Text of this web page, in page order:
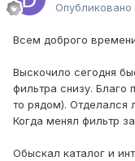
Опубликовано
Всем доброго
Выскочило сегодня
фильтра снизу. Благо
то рядом). Отделался
Когда менял фильтр
Обыскал каталог и